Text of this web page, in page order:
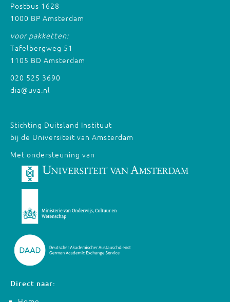
Postbus 1628
1000 BP Amsterdam
voor pakketten:
Tafelbergweg 51
1105 BD Amsterdam
020 525 3690
dia@uva.nl
Stichting Duitsland Instituut
bij de Universiteit van Amsterdam
Met ondersteuning van
Direct naar: